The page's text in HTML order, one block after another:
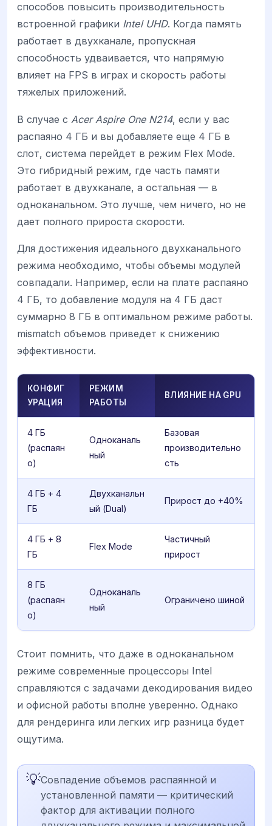
способов повысить производительность
встроенной графики Intel UHD. Когда память
работает в двухканале, пропускная
способность удваивается, что напрямую
влияет на FPS в играх и скорость работы
тяжелых приложений.
В случае с Acer Aspire One N214, если у вас
распаяно 4 ГБ и вы добавляете еще 4 ГБ в
слот, система перейдет в режим Flex Mode.
Это гибридный режим, где часть памяти
работает в двухканале, а остальная — в
одноканальном. Это лучше, чем ничего, но не
дает полного прироста скорости.
Для достижения идеального двухканального
режима необходимо, чтобы объемы модулей
совпадали. Например, если на плате распаяно
4 ГБ, то добавление модуля на 4 ГБ даст
суммарно 8 ГБ в оптимальном режиме работы.
mismatch объемов приведет к снижению
эффективности.
КОНФИГ
УРАЦИЯ
РЕЖИМ
РАБОТЫ
ВЛИЯНИЕ НА GPU
4 ГБ
(распаян
о)
Одноканаль
ный
Базовая
производительно
сть
4 ГБ + 4
ГБ
Двухканальн
ый (Dual)
Прирост до +40%
4 ГБ + 8
ГБ
Flex Mode
Частичный
прирост
8 ГБ
(распаян
о)
Одноканаль
ный
Ограничено шиной
Стоит помнить, что даже в одноканальном
режиме современные процессоры Intel
справляются с задачами декодирования видео
и офисной работы вполне уверенно. Однако
для рендеринга или легких игр разница будет
ощутима.
💡Совпадение объемов распаянной и
установленной памяти — критический
фактор для активации полного